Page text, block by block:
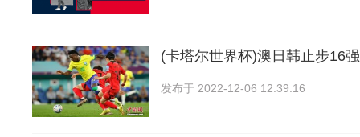
(卡塔尔世界杯)澳日韩止步16
发布于 2022-12-06 12:39:16